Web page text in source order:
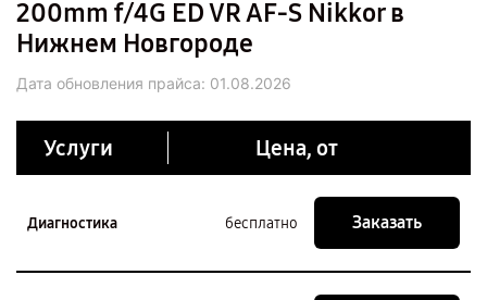
200mm f/4G ED VR AF-S Nikkor в
Нижнем Новгороде
Дата обновления прайса: 01.08.2026
Услуги Цена, от
Диагностика бесплатно Заказать